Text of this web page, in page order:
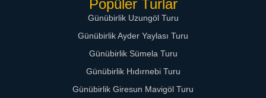
Popüler Turlar
Günübirlik Uzungöl Turu
Günübirlik Ayder Yaylası Turu
Günübirlik Sümela Turu
Günübirlik Hıdırnebi Turu
Günübirlik Giresun Mavigöl Turu